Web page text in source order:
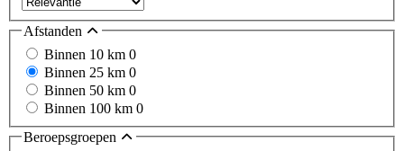
Afstanden
Binnen 10 km 0
Binnen 25 km 0
Binnen 50 km 0
Binnen 100 km 0
Beroepsgroepen